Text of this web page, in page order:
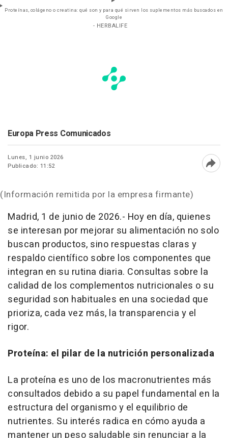
Proteínas, colágeno o creatina: qué son y para qué sirven los suplementos más buscados en
Google
- HERBALIFE
Europa Press Comunicados
Lunes, 1 junio 2026
Publicado: 11:52
(Información remitida por la empresa firmante)
Madrid, 1 de junio de 2026.- Hoy en día, quienes
se interesan por mejorar su alimentación no solo
buscan productos, sino respuestas claras y
respaldo científico sobre los componentes que
integran en su rutina diaria. Consultas sobre la
calidad de los complementos nutricionales o su
seguridad son habituales en una sociedad que
prioriza, cada vez más, la transparencia y el
rigor.
Proteína: el pilar de la nutrición personalizada
La proteína es uno de los macronutrientes más
consultados debido a su papel fundamental en la
estructura del organismo y el equilibrio de
nutrientes. Su interés radica en cómo ayuda a